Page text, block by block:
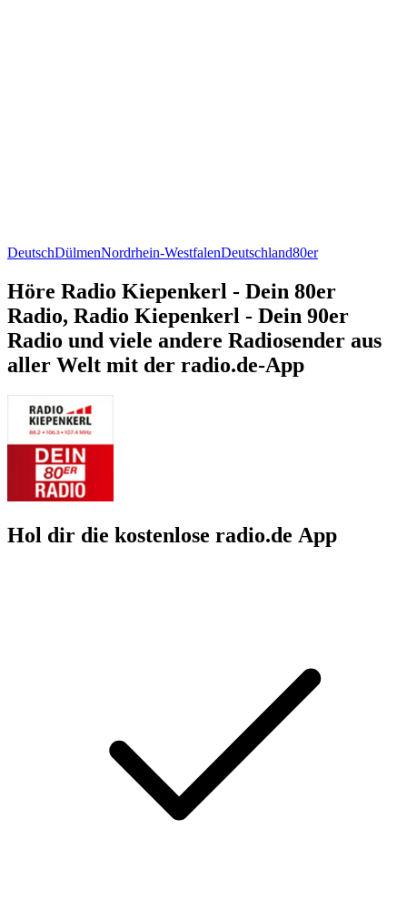
DeutschDülmenNordrhein-WestfalenDeutschland80er
Höre Radio Kiepenkerl - Dein 80er
Radio, Radio Kiepenkerl - Dein 90er
Radio und viele andere Radiosender aus
aller Welt mit der radio.de-App
Hol dir die kostenlose radio.de App